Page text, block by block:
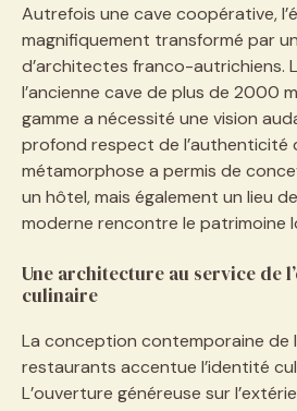
Autrefois une cave coopérative,
magnifiquement transformé par
d’architectes franco-autrichiens.
l’ancienne cave de plus de 2000
gamme a nécessité une vision
profond respect de l’authenticité
métamorphose a permis de
un hôtel, mais également un lieu
moderne rencontre le patrimoine
Une architecture au service de
culinaire
La conception contemporaine de
restaurants accentue l’identité
L’ouverture généreuse sur